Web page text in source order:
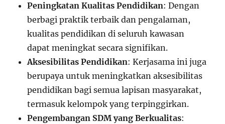
Peningkatan Kualitas Pendidikan: Dengan
berbagi praktik terbaik dan pengalaman,
kualitas pendidikan di seluruh kawasan
dapat meningkat secara signifikan.
Aksesibilitas Pendidikan: Kerjasama ini juga
berupaya untuk meningkatkan aksesibilitas
pendidikan bagi semua lapisan masyarakat,
termasuk kelompok yang terpinggirkan.
Pengembangan SDM yang Berkualitas: